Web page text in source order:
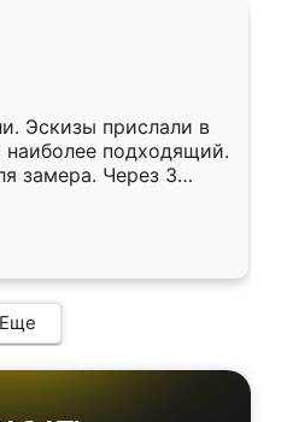
Эскизы прислали в
подходящий.
замера. Через 3
готова. Остались
Ренессанс
работу!
Еще